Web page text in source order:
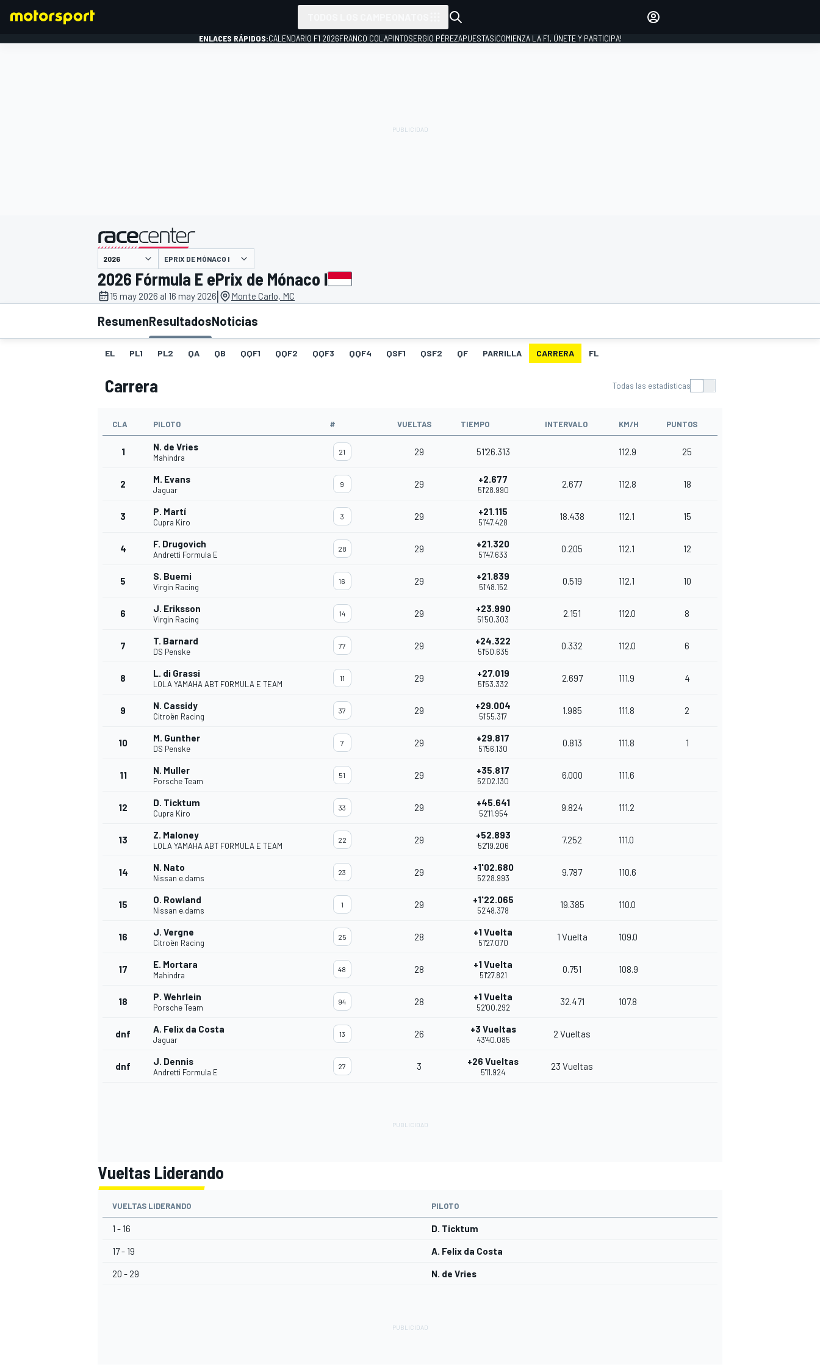
INDYCAR
FÓRMULA E
INICIAR SESIÓN
ENLACES RÁPIDOS:CALENDARIO F1 2026FRANCO COLAPINTOSERGIO PÉREZAPUESTAS¡COMIENZA LA F1, ÚNETE Y PARTICIPA!
presentado por
EPRIX DE MÓNACO I
2026 Fórmula E ePrix de Mónaco I
15 may 2026 al 16 may 2026| Monte Carlo, MC
ResumenResultadosNoticias
EL PL1 PL2 QA QB QQF1 QQF2 QQF3 QQF4 QSF1 QSF2 QF PARRILLA CARRERA FL
Carrera Todas las estadísticas
CLA PILOTO # VUELTAS TIEMPO INTERVALO KM/H PUNTOS
1 N. de Vries
Mahindra
21 29 51'26.313 112.9 25
2 M. Evans
Jaguar
9 29 +2.677
51'28.990
2.677 112.8 18
3 P. Martí
Cupra Kiro
3 29 +21.115
51'47.428
18.438 112.1 15
4 F. Drugovich
Andretti Formula E
28 29 +21.320
51'47.633
0.205 112.1 12
5 S. Buemi
Virgin Racing
16 29 +21.839
51'48.152
0.519 112.1 10
6 J. Eriksson
Virgin Racing
14 29 +23.990
51'50.303
2.151 112.0 8
7 T. Barnard
DS Penske
77 29 +24.322
51'50.635
0.332 112.0 6
8 L. di Grassi
LOLA YAMAHA ABT FORMULA E TEAM
11 29 +27.019
51'53.332
2.697 111.9 4
9 N. Cassidy
Citroën Racing
37 29 +29.004
51'55.317
1.985 111.8 2
10 M. Gunther
DS Penske
7 29 +29.817
51'56.130
0.813 111.8 1
11 N. Muller
Porsche Team
51 29 +35.817
52'02.130
6.000 111.6
12 D. Ticktum
Cupra Kiro
33 29 +45.641
52'11.954
9.824 111.2
13 Z. Maloney
LOLA YAMAHA ABT FORMULA E TEAM
22 29 +52.893
52'19.206
7.252 111.0
14 N. Nato
Nissan e.dams
23 29 +1'02.680
52'28.993
9.787 110.6
15 O. Rowland
Nissan e.dams
1 29 +1'22.065
52'48.378
19.385 110.0
16 J. Vergne
Citroën Racing
25 28 +1 Vuelta
51'27.070
1 Vuelta 109.0
17 E. Mortara
Mahindra
48 28 +1 Vuelta
51'27.821
0.751 108.9
18 P. Wehrlein
Porsche Team
94 28 +1 Vuelta
52'00.292
32.471 107.8
dnf A. Felix da Costa
Jaguar
13 26 +3 Vueltas
43'40.085
2 Vueltas
dnf J. Dennis
Andretti Formula E
27 3 +26 Vueltas
5'11.924
23 Vueltas
Vueltas Liderando
VUELTAS LIDERANDO PILOTO
1 - 16 D. Ticktum
17 - 19 A. Felix da Costa
20 - 29 N. de Vries